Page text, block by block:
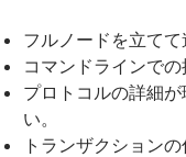
フルノードを立てて
コマンドラインで
プロトコルの詳細
い。
トランザクション